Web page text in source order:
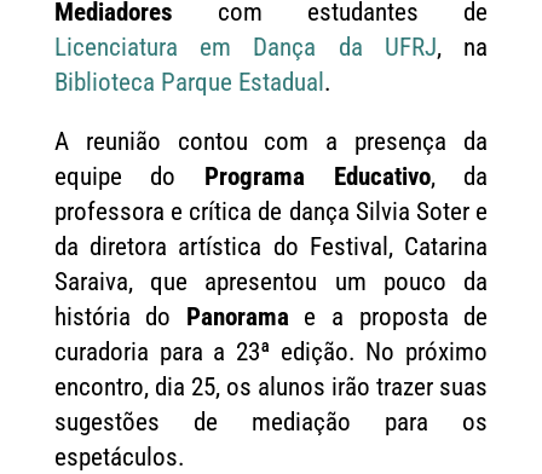
Mediadores com estudantes de
Licenciatura em Dança da UFRJ, na
Biblioteca Parque Estadual .
A reunião contou com a presença da
equipe do Programa Educativo, da
professora e crítica de dança Silvia Soter e
da diretora artística do Festival, Catarina
Saraiva, que apresentou um pouco da
história do Panoramae a proposta de
curadoria para a 23ª edição. No próximo
encontro, dia 25, os alunos irão trazer suas
sugestões de mediação para os
espetáculos.